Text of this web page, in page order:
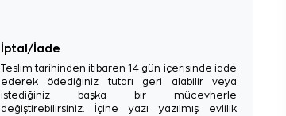
İptal/İade
Teslim tarihinden itibaren 14 gün içerisinde iade
ederek ödediğiniz tutarı geri alabilir veya
istediğiniz başka bir mücevherle
değiştirebilirsiniz. İçine yazı yazılmış evlilik